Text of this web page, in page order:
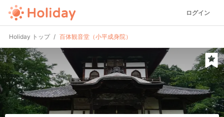
ログイン
Holiday トップ 百体観音堂（小平成身院）